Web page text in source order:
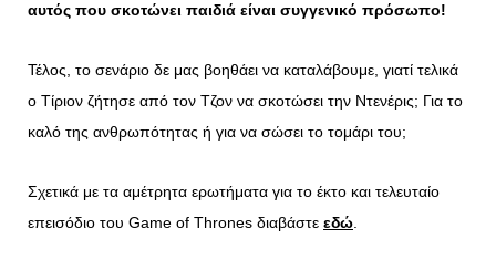
αυτός που σκοτώνει παιδιά είναι συγγενικό πρόσωπο!
Τέλος, το σενάριο δε μας βοηθάει να καταλάβουμε, γιατί τελικά
ο Τίριον ζήτησε από τον Τζον να σκοτώσει την Ντενέρις; Για το
καλό της ανθρωπότητας ή για να σώσει το τομάρι του;
Σχετικά με τα αμέτρητα ερωτήματα για το έκτο και τελευταίο
επεισόδιο του Game of Thrones διαβάστε εδώ.